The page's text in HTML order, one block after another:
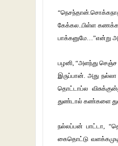
கேக்கல..பிள்ள கணக்கா
பாக்கனுமே…”என்று
பழனி, “அளந்து செஞ்ச
இருப்பான். அது
தொட்டாப்ல
துண்டால் கண்களை
நல்லப்பன் பாட்டா,
கைதொட்டு